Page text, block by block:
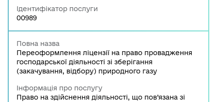
Ідентифікатор послуги
00989
Повна назва
Переоформлення ліцензії на право провадження
господарської діяльності зі зберігання
(закачування, відбору) природного газу
Інформація про послугу
Право на здійснення діяльності, що пов’язана зі